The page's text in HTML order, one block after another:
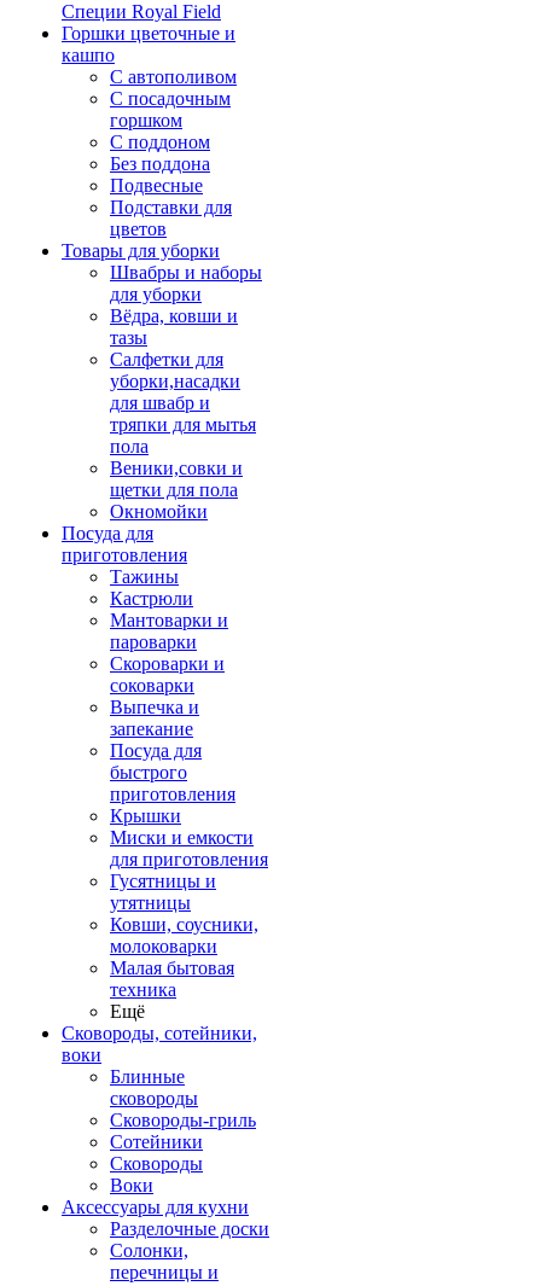
Специи Royal Field
Горшки цветочные и
кашпо
С автополивом
С посадочным
горшком
С поддоном
Без поддона
Подвесные
Подставки для
цветов
Товары для уборки
Швабры и наборы
для уборки
Вёдра, ковши и
тазы
Салфетки для
уборки,насадки
для швабр и
тряпки для мытья
пола
Веники,совки и
щетки для пола
Окномойки
Посуда для
приготовления
Тажины
Кастрюли
Мантоварки и
пароварки
Скороварки и
соковарки
Выпечка и
запекание
Посуда для
быстрого
приготовления
Крышки
Миски и емкости
для приготовления
Гусятницы и
утятницы
Ковши, соусники,
молоковарки
Малая бытовая
техника
Ещё
Сковороды, сотейники,
воки
Блинные
сковороды
Сковороды-гриль
Сотейники
Сковороды
Воки
Аксессуары для кухни
Разделочные доски
Солонки,
перечницы и